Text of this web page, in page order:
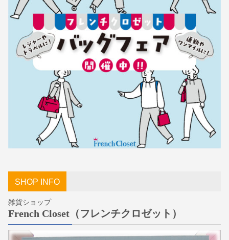
SHOP INFO
雑貨ショップ
French Closet（フレンチクロゼット）